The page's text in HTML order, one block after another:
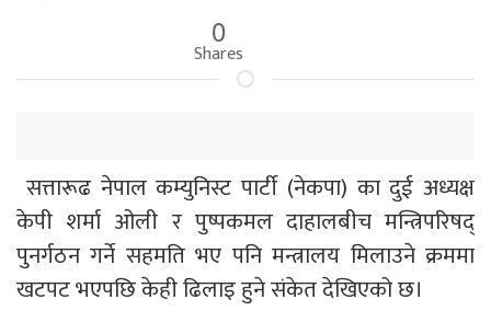
0
Shares
सत्तारूढ नेपाल कम्युनिस्ट पार्टी (नेकपा) का दुई अध्यक्ष
केपी शर्मा ओली र पुष्पकमल दाहालबीच मन्त्रिपरिषद्
पुनर्गठन गर्ने सहमति भए पनि मन्त्रालय मिलाउने क्रममा
खटपट भएपछि केही ढिलाइ हुने संकेत देखिएको छ।